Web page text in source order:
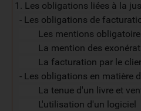
1. Les obligations liées à la
- Les obligations de
Les mentions
La mention des
La facturation par le
- Les obligations en matière
La tenue d'un livre et
L'utilisation d'un logiciel